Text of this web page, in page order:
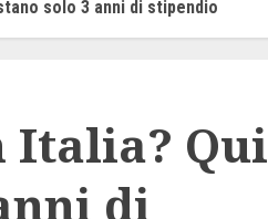
solo 3 anni di stipendio
Italia? Qui
di